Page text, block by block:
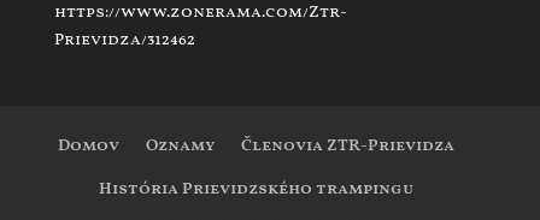
https://www.zonerama.com/Ztr-
Prievidza/312462
Domov Oznamy
Členovia ZTR-Prievidza
História Prievidzského trampingu